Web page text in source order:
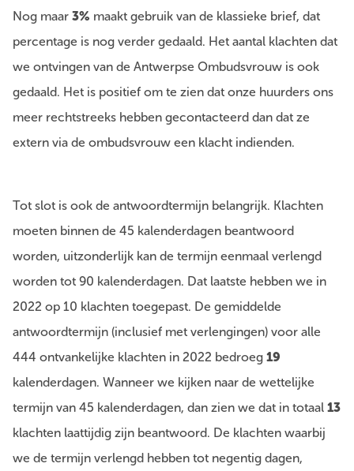
Nog maar 3% maakt gebruik van de klassieke brief, dat
percentage is nog verder gedaald. Het aantal klachten dat
we ontvingen van de Antwerpse Ombudsvrouw is ook
gedaald. Het is positief om te zien dat onze huurders ons
meer rechtstreeks hebben gecontacteerd dan dat ze
extern via de ombudsvrouw een klacht indienden.
Tot slot is ook de antwoordtermijn belangrijk. Klachten
moeten binnen de 45 kalenderdagen beantwoord
worden, uitzonderlijk kan de termijn eenmaal verlengd
worden tot 90 kalenderdagen. Dat laatste hebben we in
2022 op 10 klachten toegepast. De gemiddelde
antwoordtermijn (inclusief met verlengingen) voor alle
444 ontvankelijke klachten in 2022 bedroeg 19
kalenderdagen. Wanneer we kijken naar de wettelijke
termijn van 45 kalenderdagen, dan zien we dat in totaal 13
klachten laattijdig zijn beantwoord. De klachten waarbij
we de termijn verlengd hebben tot negentig dagen,